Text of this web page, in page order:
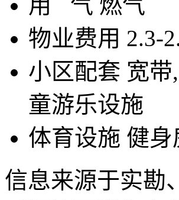
物业费用 2.3-
小区配套 宽
童游乐设施
体育设施 健身
信息来源于实勘